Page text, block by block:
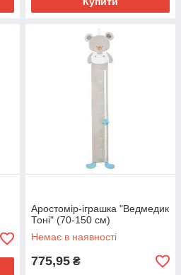
Аростомір-іграшка "Ведмедик
Тоні" (70-150 см)
Немає в наявності
775,95 ₴